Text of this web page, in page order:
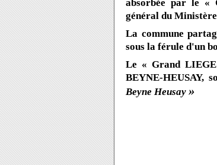
absorbée par le «
général du
La commune
sous la férule d'un
Le « Grand
BEYNE-HEUSAY,
Beyne Heusay »